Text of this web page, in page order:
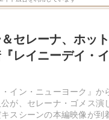
セレーナ、ホッ
レイニーデイ・
・イン・ニューヨーク』か
が、セレーナ・ゴメス演
スシーンの本編映像が到